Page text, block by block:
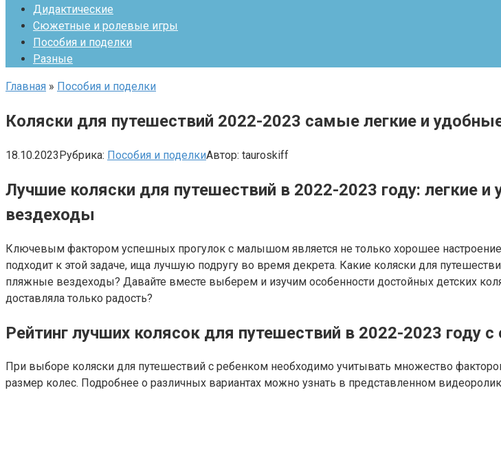
Дидактические
Сюжетные и ролевые игры
Пособия и поделки
Разные
Главная » Пособия и поделки
Коляски для путешествий 2022-2023 самые легкие и
18.10.2023Рубрика: Пособия и поделкиАвтор: tauroskiff
Лучшие коляски для путешествий в 2022-2023 году: легкие
вездеходы
Ключевым фактором успешных прогулок с малышом является не только хорошее
подходит к этой задаче, ища лучшую подругу во время декрета. Какие коляски для
пляжные вездеходы? Давайте вместе выберем и изучим особенности достойных детских
доставляла только радость?
Рейтинг лучших колясок для путешествий в 2022-2023 году
При выборе коляски для путешествий с ребенком необходимо учитывать множество
размер колес. Подробнее о различных вариантах можно узнать в представленном